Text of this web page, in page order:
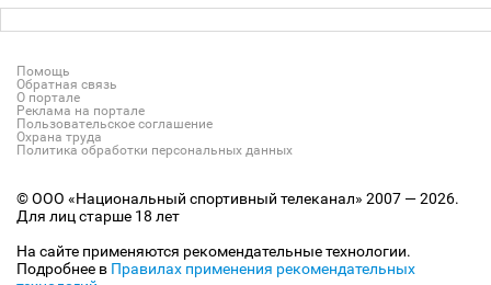
Помощь
Обратная связь
О портале
Реклама на портале
Пользовательское соглашение
Охрана труда
Политика обработки персональных данных
© ООО «Национальный спортивный телеканал» 2007 — 2026.
Для лиц старше 18 лет
На сайте применяются рекомендательные технологии.
Подробнее в Правилах применения рекомендательных